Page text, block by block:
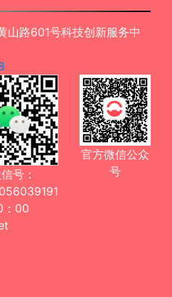
山路601号科技创新服务中
号：
官方微信公众
号
：00